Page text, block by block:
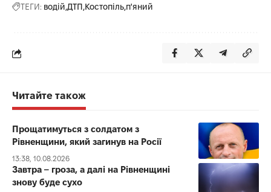
ТЕГИ: водій ДТП Костопіль п'яний
Читайте також
Прощатимуться з солдатом з
Рівненщини, який загинув на Росії
13:38, 10.08.2026
Завтра – гроза, а далі на Рівненщині
знову буде сухо